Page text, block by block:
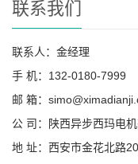
联系我们
联系人：金经理
手 机：132-0180-7999
邮 箱：
公 司：陕西异步西玛电
地 址：西安市金花北路